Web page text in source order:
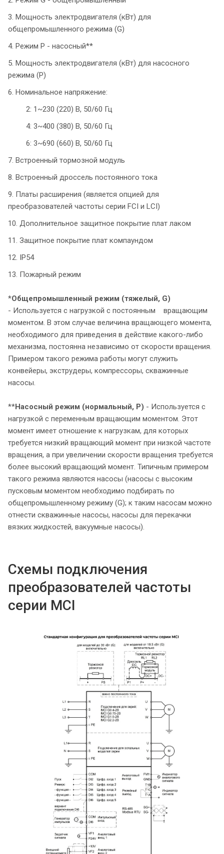
3. Мощность электродвигателя (кВт) для
общепромышленного режима (G)
4. Режим P - насосный**
5. Мощность электродвигателя (кВт) для насосного
режима (P)
6. Номинальное напряжение:
2: 1~230 (220) В, 50/60 Гц
4: 3~400 (380) В, 50/60 Гц
6: 3~690 (660) В, 50/60 Гц
7. Встроенный тормозной модуль
8. Встроенный дроссель постоянного тока
9. Платы расширения (является опцией для
преобразователей частоты серии FCI и LCI)
10. Дополнительное защитное покрытие плат лаком
11. Защитное покрытие плат компаундом
12. IP54
13. Пожарный режим
*Общепромышленный режим (тяжелый, G)
- Используется с нагрузкой с постоянным вращающим
моментом. В этом случае величина вращающего момента,
необходимого для приведения в действие какого-либо
механизма, постоянна независимо от скорости вращения.
Примером такого режима работы могут служить
конвейеры, экструдеры, компрессоры, скважинные
насосы.
**Насосный режим (нормальный, P) - Используется с
нагрузкой с переменным вращающим моментом. Этот
момент имеет отношение к нагрузкам, для которых
требуется низкий вращающий момент при низкой частоте
вращения, а при увеличении скорости вращения требуется
более высокий вращающий момент. Типичным примером
такого режима являются насосы (насосы с высоким
пусковым моментом необходимо подбирать по
общепромышленному режиму (G); к таким насосам можно
отнести скважинные насосы, насосы для перекачки
вязких жидкостей, вакуумные насосы).
Схемы подключения
преобразователей частоты
серии MCI